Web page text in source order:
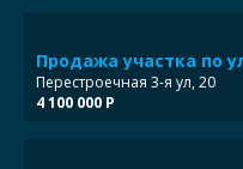
Продажа участка по
Перестроечная 3-я ул, 20
4 100 000 Р